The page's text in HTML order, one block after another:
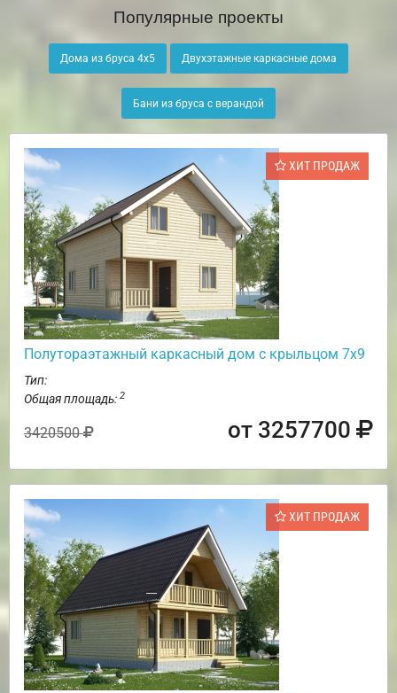
Популярные проекты
Дома из бруса 4х5 Двухэтажные каркасные дома
Бани из бруса с верандой
ХИТ ПРОДАЖ
Полутораэтажный каркасный дом с крыльцом 7х9
Тип:
Общая площадь: 2
3420500 от 3257700
ХИТ ПРОДАЖ